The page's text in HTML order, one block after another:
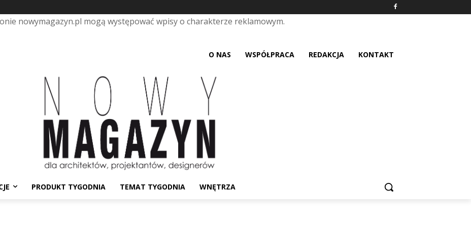
nowymagazyn.pl mogą występować wpisy o charakterze reklamowym.
O NAS WSPÓŁPRACA REDAKCJA KONTAKT
PRODUKT TYGODNIA TEMAT TYGODNIA WNĘTRZA